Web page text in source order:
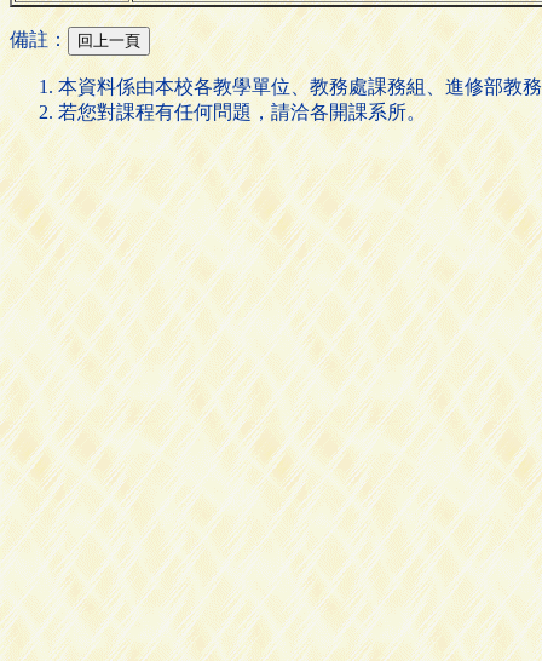
備註：
本資料係由本校各教學單位、教務處課務組、進修部教
若您對課程有任何問題，請洽各開課系所。